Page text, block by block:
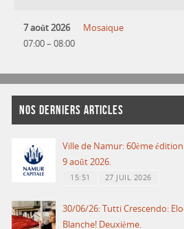
7 août 2026
07:00– 08:00
Mosaique
NOS DERNIERS ARTICLES
Ville de Namur: 60ème
9 août 2026.
15:51 27 JUIL 2026
30/06/26: Tutti Crescendo:
Blanche! Deuxième.